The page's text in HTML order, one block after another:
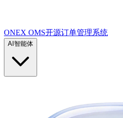
ONEX OMS开源订单管理系统
AI智能体